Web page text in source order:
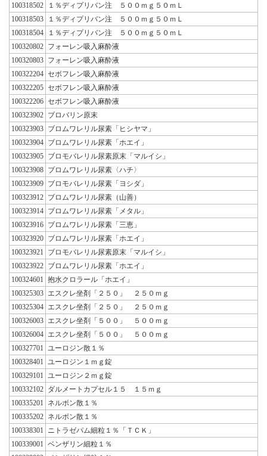
100318502
１％ディプリバン注 ５００ｍｇ５０ｍＬ
100318503
１％ディプリバン注 ５００ｍｇ５０ｍＬ
100318504
１％ディプリバン注 ５００ｍｇ５０ｍＬ
100320802 フォーレン吸入麻酔液
100320803 フォーレン吸入麻酔液
100322204 セボフレン吸入麻酔液
100322205 セボフレン吸入麻酔液
100322206 セボフレン吸入麻酔液
100323902 ブロバリン原末
100323903 ブロムワレリル尿素「ヒシヤマ」
100323904 ブロムワレリル尿素「ホエイ」
100323905 ブロモバレリル尿素原末「マルイシ」
100323908 ブロムワレリル尿素〈ハチ〉
100323909 ブロモバレリル尿素「ヨシダ」
100323912 ブロムワレリル尿素（山善）
100323914 ブロムワレリル尿素「メタル」
100323916 ブロムワレリル尿素「三恵」
100323920 ブロムワレリル尿素「ホエイ」
100323921
ブロモバレリル尿素原末「マルイシ」
100323922 ブロムワレリル尿素「ホエイ」
100324601
抱水クロラール「ホエイ」
100325303 エスクレ坐剤「２５０」 ２５０ｍｇ
100325304 エスクレ坐剤「２５０」 ２５０ｍｇ
100326003 エスクレ坐剤「５００」 ５００ｍｇ
100326004 エスクレ坐剤「５００」 ５００ｍｇ
100327701
ユーロジン散１％
100328401
ユーロジン１ｍｇ錠
100329101
ユーロジン２ｍｇ錠
100332102 ダルメートカプセル１５ １５ｍｇ
100335201
ネルボン散１％
100335202 ネルボン散１％
100338301
ニトラゼパム細粒１％「ＴＣＫ」
100339001
ベンザリン細粒１％